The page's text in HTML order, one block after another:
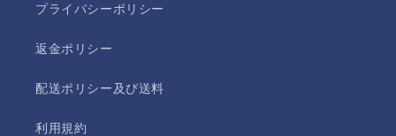
プライバシーポリシー
返金ポリシー
配送ポリシー及び送料
利用規約